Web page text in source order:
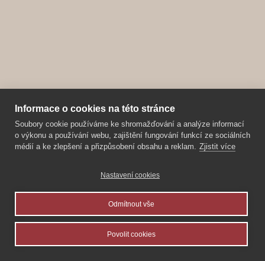
Informace o cookies na této stránce
Soubory cookie používáme ke shromažďování a analýze informací
o výkonu a používání webu, zajištění fungování funkcí ze sociálních
médií a ke zlepšení a přizpůsobení obsahu a reklam. Zjistit více
Nastavení cookies
Odmítnout vše
Povolit cookies